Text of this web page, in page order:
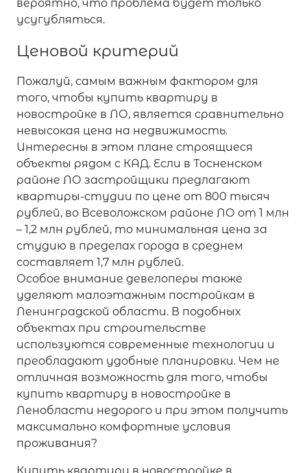
вероятно, что проблема будет только
усугубляться.
Ценовой критерий
Пожалуй, самым важным фактором для
того, чтобы купить квартиру в
новостройке в ЛО, является сравнительно
невысокая цена на недвижимость.
Интересны в этом плане строящиеся
объекты рядом с КАД. Если в Тосненском
районе ЛО застройщики предлагают
квартиры-студии по цене от 800 тысяч
рублей, во Всеволожском районе ЛО от 1 млн
– 1,2 млн рублей, то минимальная цена за
студию в пределах города в среднем
составляет 1,7 млн рублей.
Особое внимание девелоперы также
уделяют малоэтажным постройкам в
Ленинградской области. В подобных
объектах при строительстве
используются современные технологии и
преобладают удобные планировки. Чем не
отличная возможность для того, чтобы
купить квартиру в новостройке в
Ленобласти недорого и при этом получить
максимально комфортные условия
проживания?